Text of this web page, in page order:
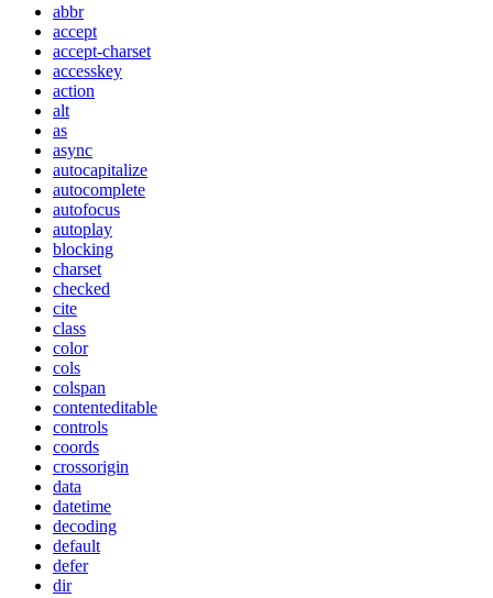
abbr
accept
accept-charset
accesskey
action
alt
as
async
autocapitalize
autocomplete
autofocus
autoplay
blocking
charset
checked
cite
class
color
cols
colspan
contenteditable
controls
coords
crossorigin
data
datetime
decoding
default
defer
dir